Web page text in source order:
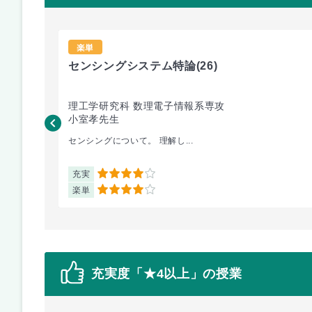
楽単
センシングシステム特論(26)
理工学研究科 数理電子情報系専攻
小室孝先生
センシングについて。 理解し...
充実 4
楽単 4
充実度「★4以上」の授業